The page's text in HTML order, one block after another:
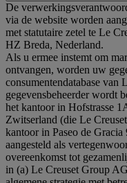
De
via de website worden
met statutaire zetel te Le
HZ Breda, Nederland.
Als u ermee instemt om
ontvangen, worden uw
consumentendatabase van
gegevensbeheerder wordt
het kantoor in Hofstrasse
Zwitserland (die Le
kantoor in Paseo de
aangesteld als
overeenkomst tot
in (a) Le Creuset Group